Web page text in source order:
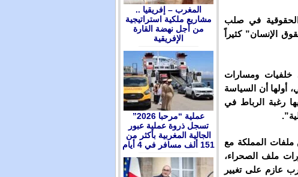
في صلب
الإنسان” كثيراً
خلفيات ومسارات
أولها أن السياسة
رغبة الرباط في
ملفات المملكة مع
ملف الصحراء،
عازم على تغيير
المغرب – إفريقيا ..
مشاريع ملكية استراتيجية
من أجل نهضة القارة
الإفريقية
عملية “مرحبا 2026”
تسجل ذروة عملية عبور
الجالية المغربية بأكثر من
151 ألف مسافر في 4 أيام